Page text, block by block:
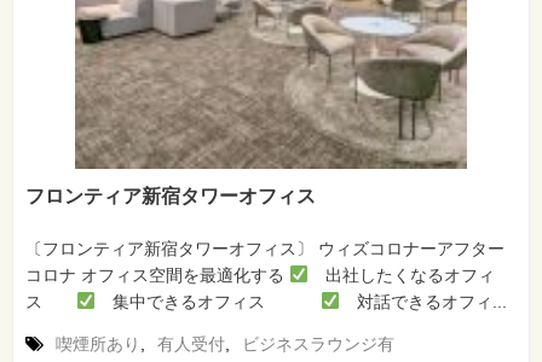
フロンティア新宿タワーオフィス
〔フロンティア新宿タワーオフィス〕 ウィズコロナーアフター
コロナ オフィス空間を最適化する
出社したくなるオフィ
ス
集中できるオフィス 対話できるオフィ...
喫煙所あり 有人受付 ビジネスラウンジ有